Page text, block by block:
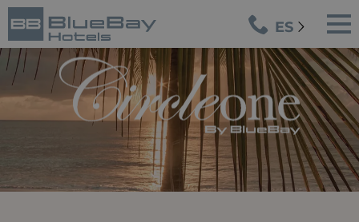
ES